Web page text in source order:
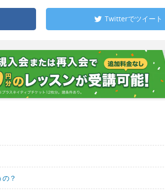
Twitterでツイート
？